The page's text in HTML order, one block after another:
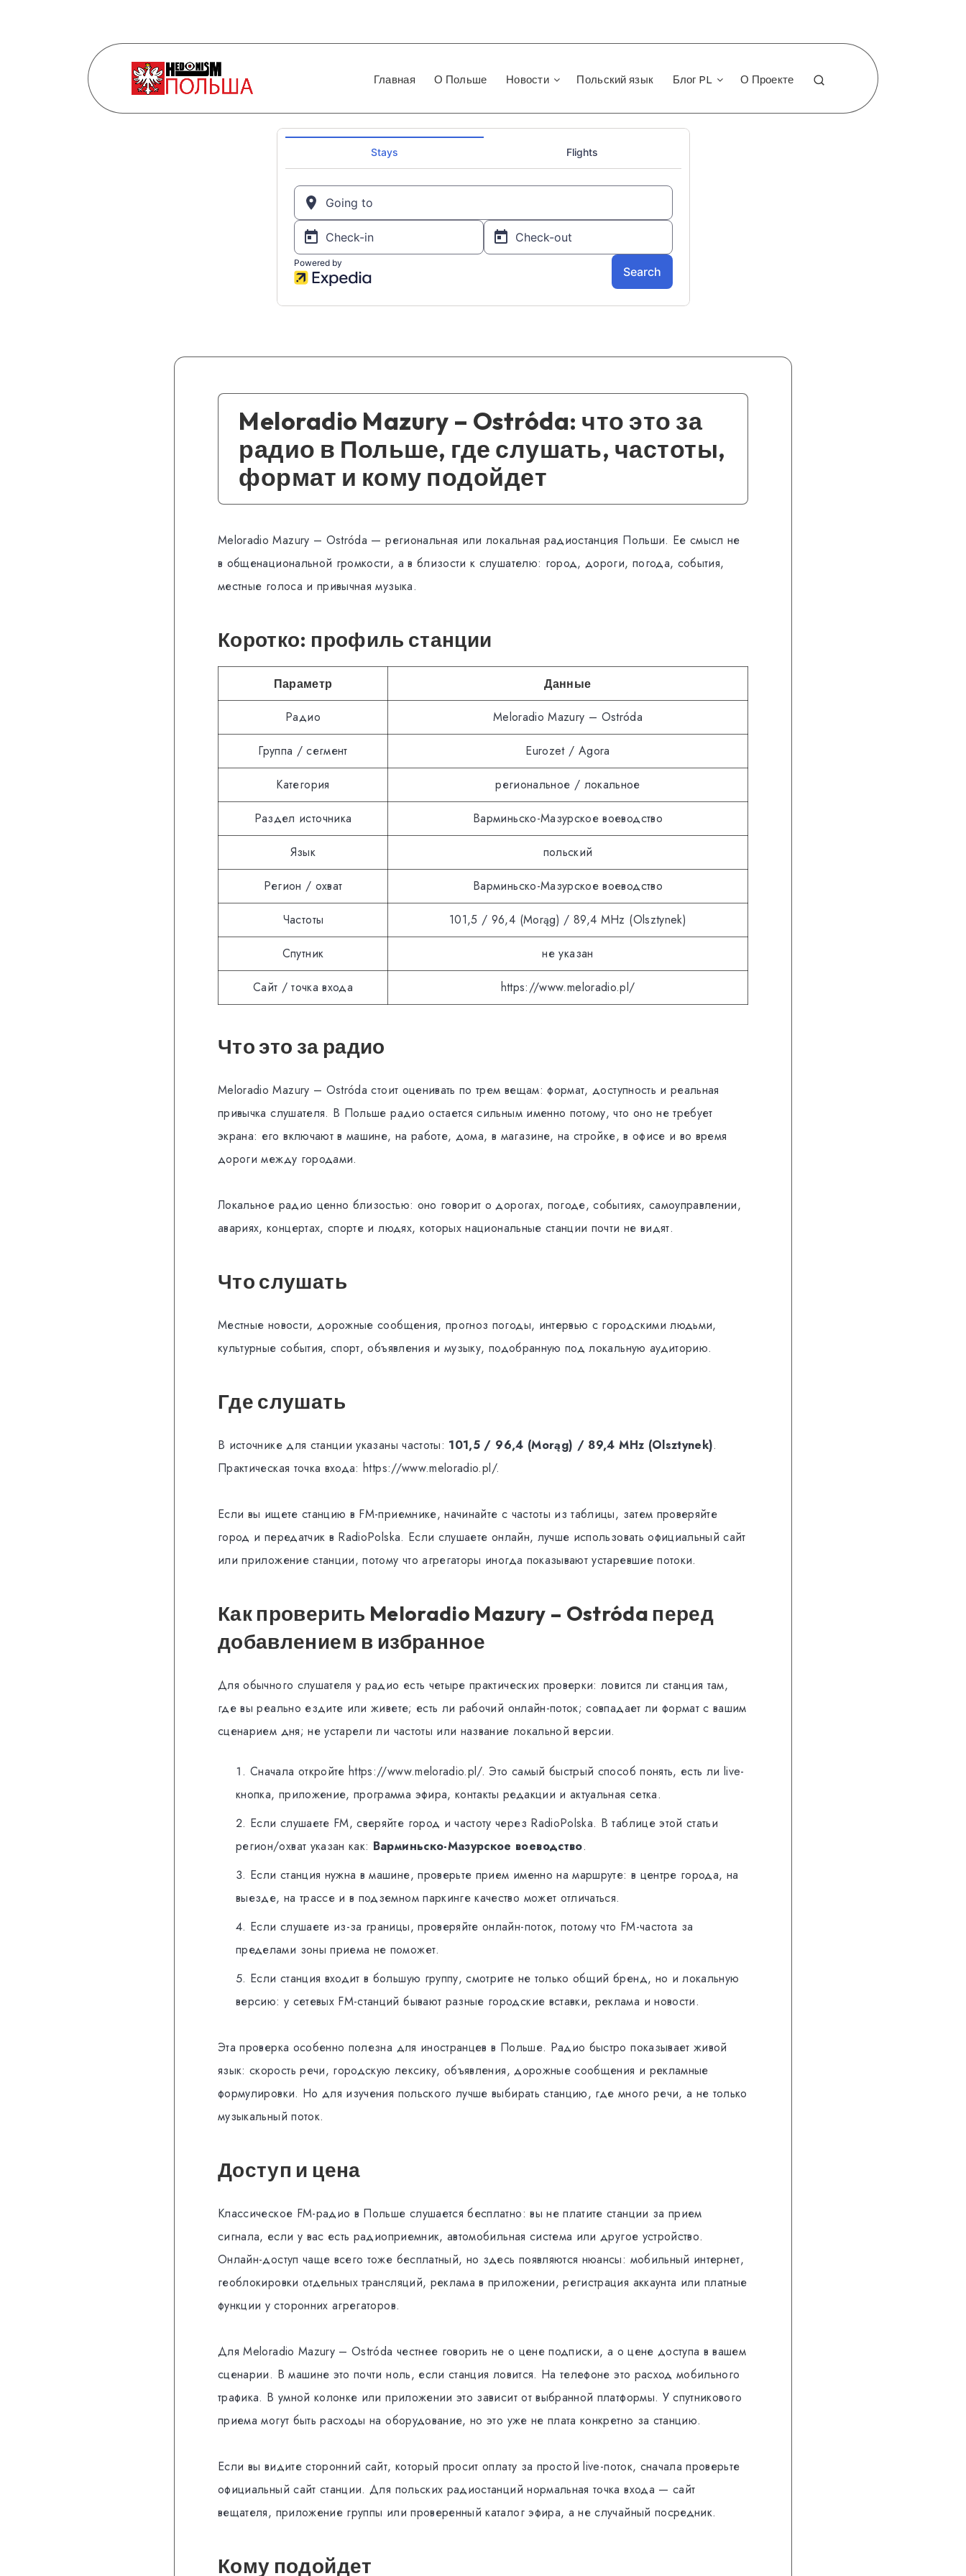
Главная О Польше Новости Польский язык Блог PL О Проекте
Meloradio Mazury – Ostróda: что это за
радио в Польше, где слушать, частоты,
формат и кому подойдет
Meloradio Mazury – Ostróda — региональная или локальная радиостанция Польши. Ее смысл не
в общенациональной громкости, а в близости к слушателю: город, дороги, погода, события,
местные голоса и привычная музыка.
Коротко: профиль станции
Параметр Данные
Радио Meloradio Mazury – Ostróda
Группа / сегмент Eurozet / Agora
Категория региональное / локальное
Раздел источника Варминьско-Мазурское воеводство
Язык польский
Регион / охват Варминьско-Мазурское воеводство
Частоты 101,5 / 96,4 (Morąg) / 89,4 MHz (Olsztynek)
Спутник не указан
Сайт / точка входа https://www.meloradio.pl/
Что это за радио
Meloradio Mazury – Ostróda стоит оценивать по трем вещам: формат, доступность и реальная
привычка слушателя. В Польше радио остается сильным именно потому, что оно не требует
экрана: его включают в машине, на работе, дома, в магазине, на стройке, в офисе и во время
дороги между городами.
Локальное радио ценно близостью: оно говорит о дорогах, погоде, событиях, самоуправлении,
авариях, концертах, спорте и людях, которых национальные станции почти не видят.
Что слушать
Местные новости, дорожные сообщения, прогноз погоды, интервью с городскими людьми,
культурные события, спорт, объявления и музыку, подобранную под локальную аудиторию.
Где слушать
В источнике для станции указаны частоты: 101,5 / 96,4 (Morąg) / 89,4 MHz (Olsztynek).
Практическая точка входа: https://www.meloradio.pl/.
Если вы ищете станцию в FM-приемнике, начинайте с частоты из таблицы, затем проверяйте
город и передатчик в RadioPolska. Если слушаете онлайн, лучше использовать официальный сайт
или приложение станции, потому что агрегаторы иногда показывают устаревшие потоки.
Как проверить Meloradio Mazury – Ostróda перед
добавлением в избранное
Для обычного слушателя у радио есть четыре практических проверки: ловится ли станция там,
где вы реально ездите или живете; есть ли рабочий онлайн-поток; совпадает ли формат с вашим
сценарием дня; не устарели ли частоты или название локальной версии.
Сначала откройте https://www.meloradio.pl/. Это самый быстрый способ понять, есть ли live-
кнопка, приложение, программа эфира, контакты редакции и актуальная сетка.
Если слушаете FM, сверяйте город и частоту через RadioPolska. В таблице этой статьи
регион/охват указан как: Варминьско-Мазурское воеводство.
Если станция нужна в машине, проверьте прием именно на маршруте: в центре города, на
выезде, на трассе и в подземном паркинге качество может отличаться.
Если слушаете из-за границы, проверяйте онлайн-поток, потому что FM-частота за
пределами зоны приема не поможет.
Если станция входит в большую группу, смотрите не только общий бренд, но и локальную
версию: у сетевых FM-станций бывают разные городские вставки, реклама и новости.
Эта проверка особенно полезна для иностранцев в Польше. Радио быстро показывает живой
язык: скорость речи, городскую лексику, объявления, дорожные сообщения и рекламные
формулировки. Но для изучения польского лучше выбирать станцию, где много речи, а не только
музыкальный поток.
Доступ и цена
Классическое FM-радио в Польше слушается бесплатно: вы не платите станции за прием
сигнала, если у вас есть радиоприемник, автомобильная система или другое устройство.
Онлайн-доступ чаще всего тоже бесплатный, но здесь появляются нюансы: мобильный интернет,
геоблокировки отдельных трансляций, реклама в приложении, регистрация аккаунта или платные
функции у сторонних агрегаторов.
Для Meloradio Mazury – Ostróda честнее говорить не о цене подписки, а о цене доступа в вашем
сценарии. В машине это почти ноль, если станция ловится. На телефоне это расход мобильного
трафика. В умной колонке или приложении это зависит от выбранной платформы. У спутникового
приема могут быть расходы на оборудование, но это уже не плата конкретно за станцию.
Если вы видите сторонний сайт, который просит оплату за простой live-поток, сначала проверьте
официальный сайт станции. Для польских радиостанций нормальная точка входа — сайт
вещателя, приложение группы или проверенный каталог эфира, а не случайный посредник.
Кому подойдет